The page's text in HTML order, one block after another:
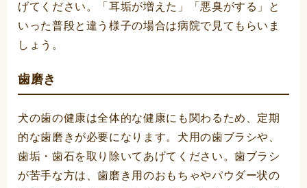
げてください。「耳垢が増えた」「悪臭がする」と
いった普段と違う様子の場合は病院で見てもらいま
しょう。
歯磨き
犬の歯の健康は全体的な健康にも関わるため、定期
的な歯磨きが必要になります。犬用の歯ブラシや、
歯垢・歯石を取り除いてあげてください。歯ブラシ
が苦手な方は、歯磨き用のおもちゃやパウダー状の